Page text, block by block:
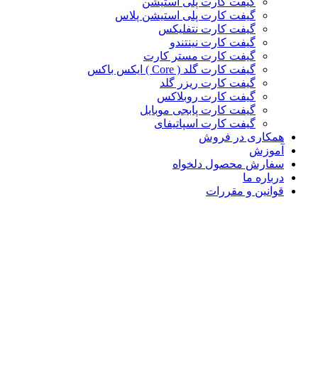
گیفت کارت پلی استیشن پلاس
گیفت کارت نتفلیکس
گیفت کارت نینتندو
گیفت کارت مستر کارت
گیفت کارت گلد ( Core ) ایکس باکس
گیفت کارت ریزر گلد
گیفت کارت روبلاکس
گیفت کارت پابجی موبایل
گیفت کارت اسپاتیفای
همکاری در فروش
آموزش
سفارش محصول دلخواه
درباره ما
قوانین و مقررات